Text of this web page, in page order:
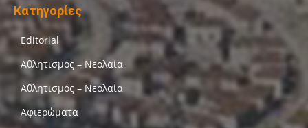
Κατηγορίες
Editorial
Αθλητισμός – Νεολαία
Αθλητισμός – Νεολαία
Αφιερώματα